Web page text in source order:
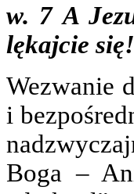
w. 7 A
lękajcie
Wezwanie
i
Boga –